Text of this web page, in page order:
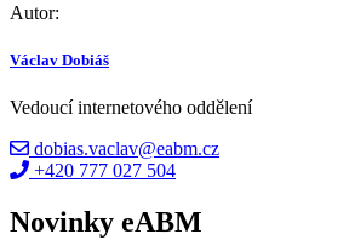
Autor:
Václav Dobiáš
Vedoucí internetového oddělení
dobias.vaclav@eabm.cz
+420 777 027 504
Novinky eABM